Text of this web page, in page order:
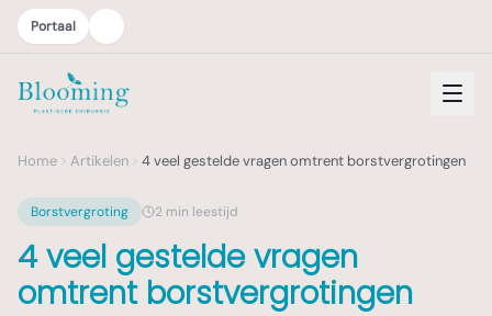
Portaal
Home Artikelen 4 veel gestelde vragen omtrent borstvergrotingen
Borstvergroting 2 min leestijd
4 veel gestelde vragen
omtrent borstvergrotingen